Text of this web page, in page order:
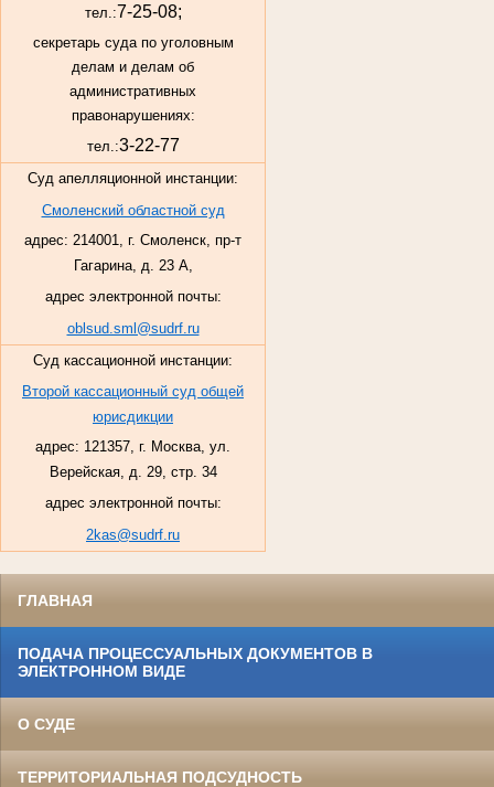
тел.:7-25-08;
секретарь суда по уголовным
делам и делам об
административных
правонарушениях:
тел.:3-22-77
Суд апелляционной инстанции:
Смоленский областной суд
адрес: 214001, г. Смоленск, пр-т
Гагарина, д. 23 А,
адрес электронной почты:
oblsud.sml@sudrf.ru
Суд кассационной инстанции:
Второй кассационный суд общей
юрисдикции
адрес: 121357, г. Москва, ул.
Верейская, д. 29, стр. 34
адрес электронной почты:
2kas@sudrf.ru
ГЛАВНАЯ
ПОДАЧА ПРОЦЕССУАЛЬНЫХ ДОКУМЕНТОВ В
ЭЛЕКТРОННОМ ВИДЕ
О СУДЕ
ТЕРРИТОРИАЛЬНАЯ ПОДСУДНОСТЬ